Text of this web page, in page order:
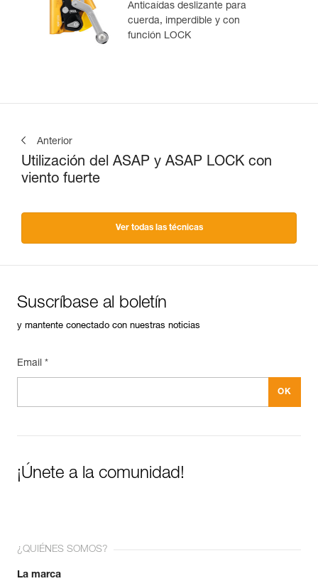
Anticaídas deslizante para
cuerda, imperdible y con
función LOCK
Anterior
Utilización del ASAP y ASAP LOCK con
viento fuerte
Ver todas las técnicas
Suscríbase al boletín
y mantente conectado con nuestras noticias
Email *
¡Únete a la comunidad!
¿QUIÉNES SOMOS?
La marca